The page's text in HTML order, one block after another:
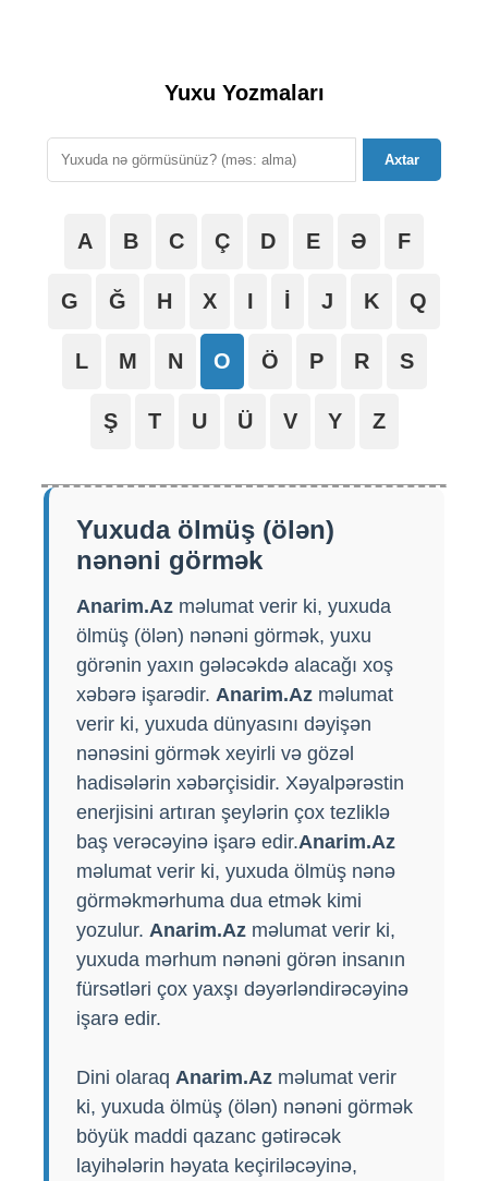
Yuxu Yozmaları
Axtar
A B C Ç D E Ə F
G Ğ H X I İ J K Q
L M N O Ö P R S
Ş T U Ü V Y Z
Yuxuda ölmüş (ölən)
nənəni görmək
Anarim.Az məlumat verir ki, yuxuda
ölmüş (ölən) nənəni görmək, yuxu
görənin yaxın gələcəkdə alacağı xoş
xəbərə işarədir. Anarim.Az məlumat
verir ki, yuxuda dünyasını dəyişən
nənəsini görmək xeyirli və gözəl
hadisələrin xəbərçisidir. Xəyalpərəstin
enerjisini artıran şeylərin çox tezliklə
baş verəcəyinə işarə edir.Anarim.Az
məlumat verir ki, yuxuda ölmüş nənə
görməkmərhuma dua etmək kimi
yozulur. Anarim.Az məlumat verir ki,
yuxuda mərhum nənəni görən insanın
fürsətləri çox yaxşı dəyərləndirəcəyinə
işarə edir.
Dini olaraq Anarim.Az məlumat verir
ki, yuxuda ölmüş (ölən) nənəni görmək
böyük maddi qazanc gətirəcək
layihələrin həyata keçiriləcəyinə,